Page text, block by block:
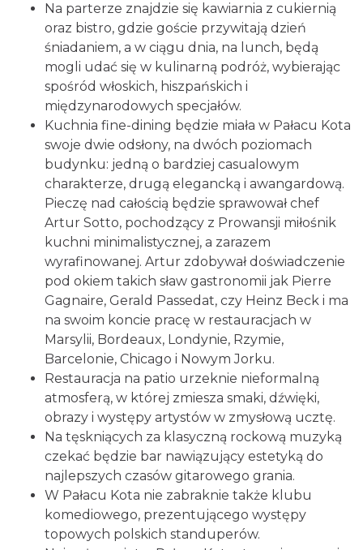
Na parterze znajdzie się kawiarnia z cukiernią
oraz bistro, gdzie goście przywitają dzień
śniadaniem, a w ciągu dnia, na lunch, będą
mogli udać się w kulinarną podróż, wybierając
spośród włoskich, hiszpańskich i
międzynarodowych specjałów.
Kuchnia fine-dining będzie miała w Pałacu Kota
swoje dwie odsłony, na dwóch poziomach
budynku: jedną o bardziej casualowym
charakterze, drugą elegancką i awangardową.
Pieczę nad całością będzie sprawował chef
Artur Sotto, pochodzący z Prowansji miłośnik
kuchni minimalistycznej, a zarazem
wyrafinowanej. Artur zdobywał doświadczenie
pod okiem takich sław gastronomii jak Pierre
Gagnaire, Gerald Passedat, czy Heinz Beck i ma
na swoim koncie pracę w restauracjach w
Marsylii, Bordeaux, Londynie, Rzymie,
Barcelonie, Chicago i Nowym Jorku.
Restauracja na patio urzeknie nieformalną
atmosferą, w której zmiesza smaki, dźwięki,
obrazy i występy artystów w zmysłową ucztę.
Na tęskniących za klasyczną rockową muzyką
czekać będzie bar nawiązujący estetyką do
najlepszych czasów gitarowego grania.
W Pałacu Kota nie zabraknie także klubu
komediowego, prezentującego występy
topowych polskich standuperów.